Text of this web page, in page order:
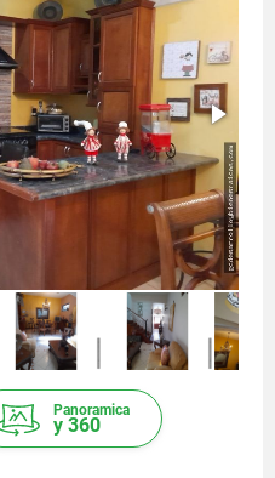
Panoramica
y 360